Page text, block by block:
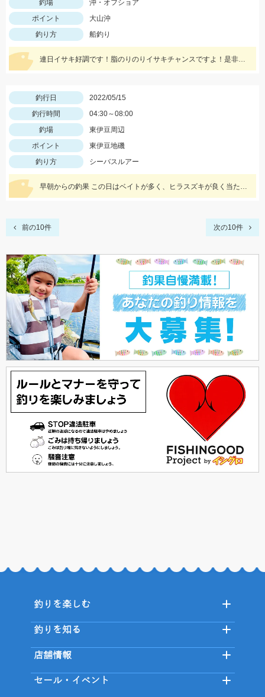
釣場
沖・オフショア
ポイント
大山沖
釣り方
船釣り
連日イサキ好調です！脂のりのりイサキチャンスですよ！是非どうぞ！
釣行日
2022/05/15
釣行時間
04:30～08:00
釣場
東伊豆周辺
ポイント
東伊豆地磯
釣り方
シーバスルアー
早朝からの釣果 この日はベイトが多く、ヒラスズキが良く当たった！
前の10件 次の10件
釣りを楽しむ
釣りを知る
店舗情報
セール・イベント